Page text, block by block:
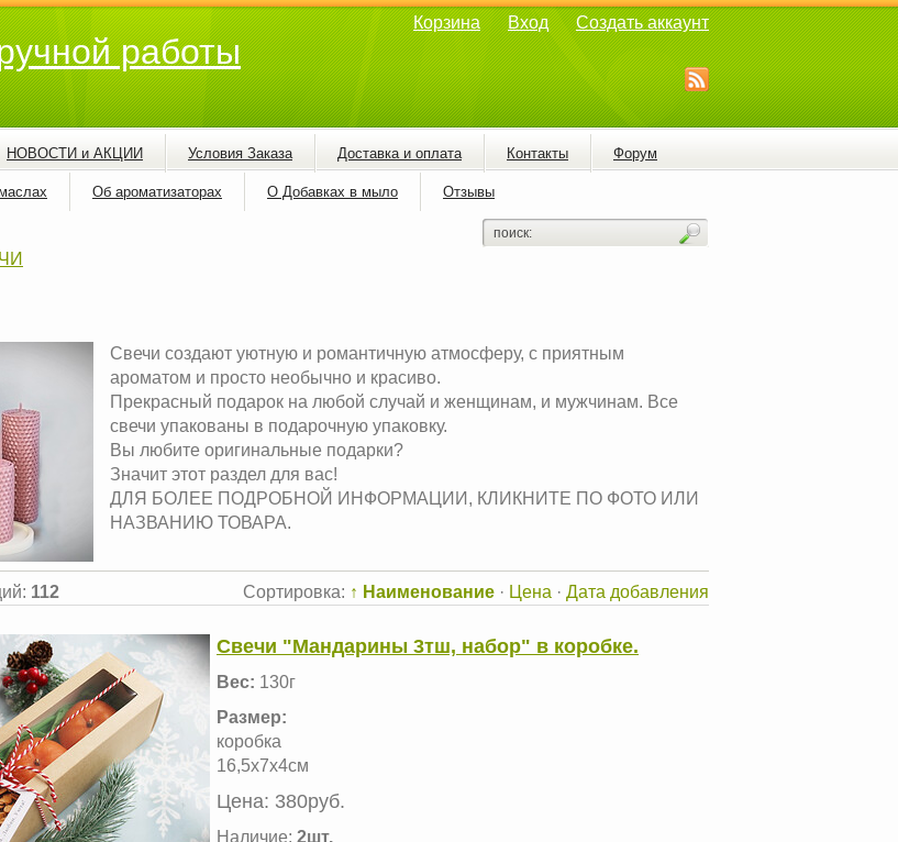
работы
Корзина Вход Создать аккаунт
НОВОСТИ и АКЦИИ Условия Заказа Доставка и оплата Контакты Форум
Об ароматизаторах О Добавках в мыло Отзывы
Свечи создают уютную и романтичную атмосферу, с приятным
ароматом и просто необычно и красиво.
Прекрасный подарок на любой случай и женщинам, и мужчинам. Все
свечи упакованы в подарочную упаковку.
Вы любите оригинальные подарки?
Значит этот раздел для вас!
ДЛЯ БОЛЕЕ ПОДРОБНОЙ ИНФОРМАЦИИ, КЛИКНИТЕ ПО ФОТО ИЛИ
НАЗВАНИЮ ТОВАРА.
: 112 Сортировка: ↑ Наименование · Цена · Дата добавления
Свечи "Мандарины 3тш, набор" в коробке.
Вес: 130г
Размер:
коробка
16,5х7х4см
Цена: 380руб.
Наличие: 2шт.